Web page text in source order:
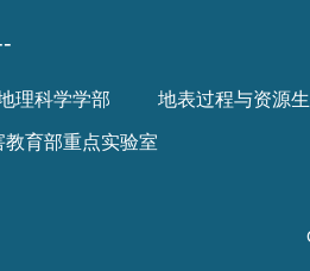
理科学学部 地表过程与资源
育部重点实验室